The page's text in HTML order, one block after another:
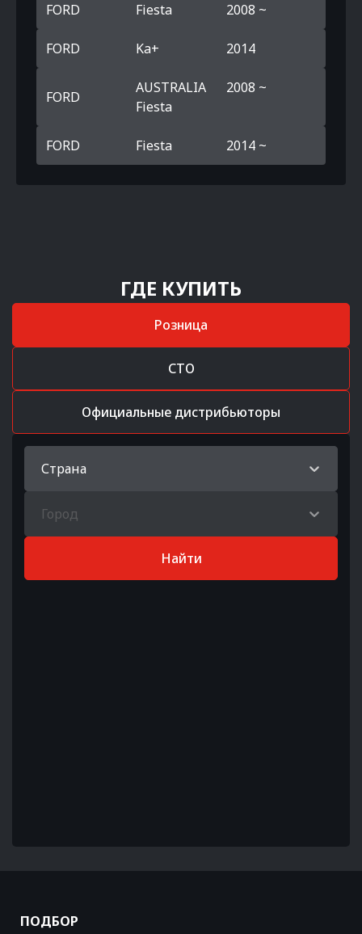
FORD Fiesta 2008 ~
FORD Ka+ 2014
FORD
AUSTRALIA
Fiesta
2008 ~
FORD Fiesta 2014 ~
ГДЕ КУПИТЬ
Розница
СТО
Официальные дистрибьюторы
Страна
Город
Найти
ПОДБОР